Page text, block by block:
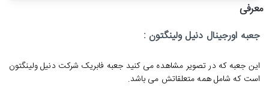
معرفی
جعبه اورجینال دنیل ولینگتون :
این جعبه که در تصویر مشاهده می کنید جعبه فابریک شرکت دنیل ولینگتون
است که شامل همه متعلقاتش می باشد.